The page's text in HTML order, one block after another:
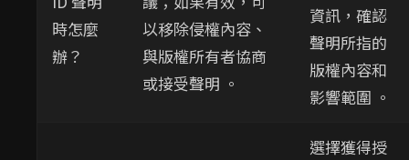
時怎麼
辦？
以移除侵權內容、
與版權所有者協商
或接受聲明 。
資訊，確認
聲明所指的
版權內容和
影響範圍 。
選擇獲得授